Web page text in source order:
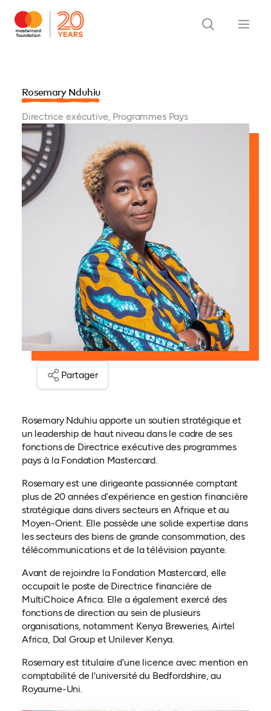
Rosemary Nduhiu
Directrice exécutive, Programmes Pays
Partager
Rosemary Nduhiu apporte un soutien stratégique et
un leadership de haut niveau dans le cadre de ses
fonctions de Directrice exécutive des programmes
pays à la Fondation Mastercard.
Rosemary est une dirigeante passionnée comptant
plus de 20 années d’expérience en gestion financière
stratégique dans divers secteurs en Afrique et au
Moyen-Orient. Elle possède une solide expertise dans
les secteurs des biens de grande consommation, des
télécommunications et de la télévision payante.
Avant de rejoindre la Fondation Mastercard, elle
occupait le poste de Directrice financière de
MultiChoice Africa. Elle a également exercé des
fonctions de direction au sein de plusieurs
organisations, notamment Kenya Breweries, Airtel
Africa, Dal Group et Unilever Kenya.
Rosemary est titulaire d’une licence avec mention en
comptabilité de l'université du Bedfordshire, au
Royaume-Uni.